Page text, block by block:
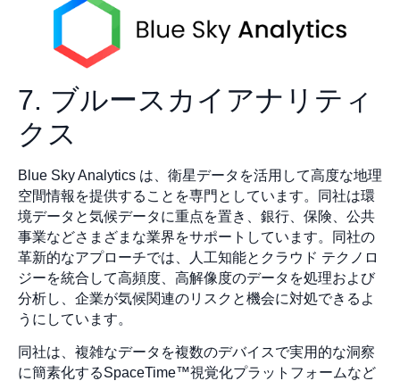
7. ブルースカイアナリティ
クス
Blue Sky Analytics は、衛星データを活用して高度な地理
空間情報を提供することを専門としています。同社は環
境データと気候データに重点を置き、銀行、保険、公共
事業などさまざまな業界をサポートしています。同社の
革新的なアプローチでは、人工知能とクラウド テクノロ
ジーを統合して高頻度、高解像度のデータを処理および
分析し、企業が気候関連のリスクと機会に対処できるよ
うにしています。
同社は、複雑なデータを複数のデバイスで実用的な洞察
に簡素化するSpaceTime™視覚化プラットフォームなど